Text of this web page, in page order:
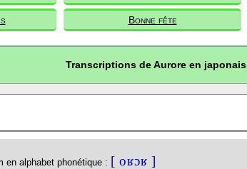
Bonne fête
Transcriptions de Aurore en japonais
en alphabet phonétique : [ oʁɔʁ ]